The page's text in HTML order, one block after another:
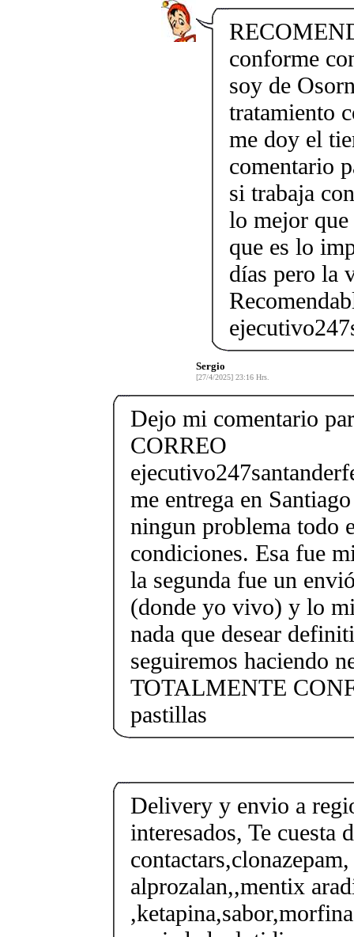
conforme
soy de
tratamiento
me doy el
comentario
si trabaja
lo mejor que
que es lo
días pero la
Sergio
[27/4/2025] 23:16 Hrs.
Dejo mi comentario
CORREO
me entrega en
ningun problema todo
condiciones. Esa fue
la segunda fue un
(donde yo vivo) y lo
nada que desear
seguiremos haciendo
TOTALMENTE
pastillas
Delivery y envio a
interesados, Te cuesta
alprozalan,,mentix